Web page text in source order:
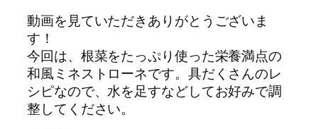
動画を見ていただきありがとうございま
す！
今回は、根菜をたっぷり使った栄養満点の
和風ミネストローネです。具だくさんのレ
シピなので、水を足すなどしてお好みで調
整してください。